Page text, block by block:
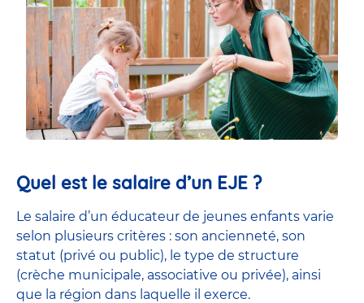
Quel est le salaire d’un EJE ?
Le salaire d’un éducateur de jeunes enfants varie
selon plusieurs critères : son ancienneté, son
statut (privé ou public), le type de structure
(crèche municipale, associative ou privée), ainsi
que la région dans laquelle il exerce.